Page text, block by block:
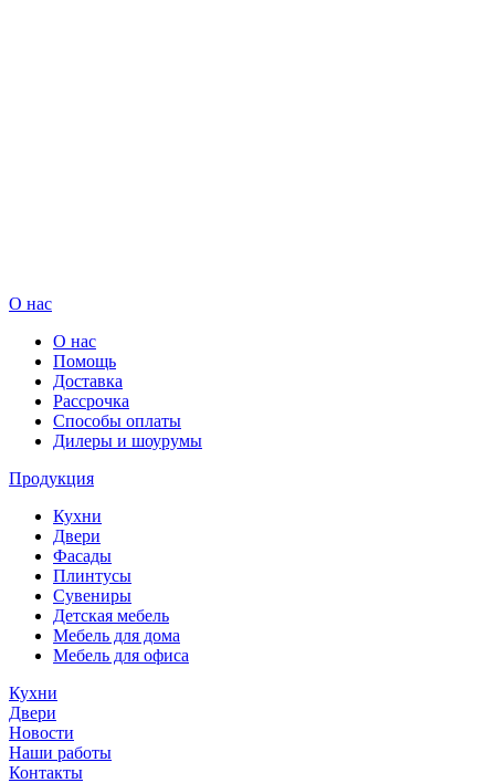
О нас
О нас
Помощь
Доставка
Рассрочка
Способы оплаты
Дилеры и шоурумы
Продукция
Кухни
Двери
Фасады
Плинтусы
Сувениры
Детская мебель
Мебель для дома
Мебель для офиса
Кухни
Двери
Новости
Наши работы
Контакты